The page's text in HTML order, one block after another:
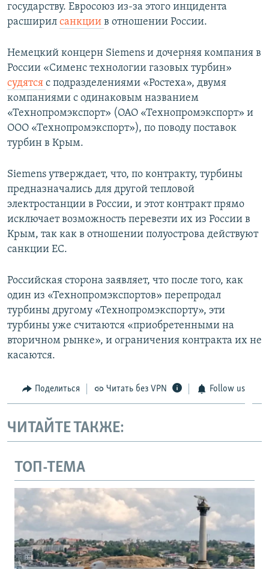
государству. Евросоюз из-за этого инцидента
расширил санкции в отношении России.
Немецкий концерн Siemens и дочерняя компания в
России «Сименс технологии газовых турбин»
судятся с подразделениями «Ростеха», двумя
компаниями с одинаковым названием
«Технопромэкспорт» (ОАО «Технопромэкспорт» и
ООО «Технопромэкспорт»), по поводу поставок
турбин в Крым.
Siemens утверждает, что, по контракту, турбины
предназначались для другой тепловой
электростанции в России, и этот контракт прямо
исключает возможность перевезти их из России в
Крым, так как в отношении полуострова действуют
санкции ЕС.
Российская сторона заявляет, что после того, как
один из «Технопромэкспортов» перепродал
турбины другому «Технопромэкспорту», эти
турбины уже считаются «приобретенными на
вторичном рынке», и ограничения контракта их не
касаются.
Поделиться Читать без VPN Follow us
ЧИТАЙТЕ ТАКЖЕ:
ТОП-ТЕМА